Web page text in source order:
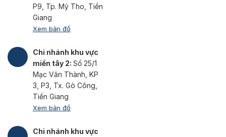
P9, Tp. Mỹ Tho, Tiền
Giang
Xem bản đồ
Chi nhánh khu vực
miền tây 2: Số 25/1
Mạc Văn Thành, KP
3, P3, Tx. Gò Công,
Tiền Giang
Xem bản đồ
Chi nhánh khu vực